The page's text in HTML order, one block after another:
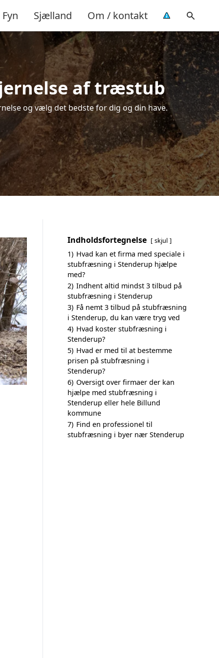
Fyn Sjælland Om / kontakt
af træstub
og vælg det bedste for dig og din have.
Indholdsfortegnelse skjul
1) Hvad kan et firma med speciale i
stubfræsning i Stenderup hjælpe
med?
2) Indhent altid mindst 3 tilbud på
stubfræsning i Stenderup
3) Få nemt 3 tilbud på stubfræsning
i Stenderup, du kan være tryg ved
4) Hvad koster stubfræsning i
Stenderup?
5) Hvad er med til at bestemme
prisen på stubfræsning i
Stenderup?
6) Oversigt over firmaer der kan
hjælpe med stubfræsning i
Stenderup eller hele Billund
kommune
7) Find en professionel til
stubfræsning i byer nær Stenderup